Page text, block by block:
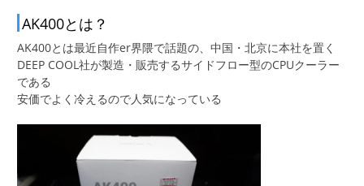
AK400とは？
AK400とは最近自作er界隈で話題の、中国・北京に本社を置く
DEEP COOL社が製造・販売するサイドフロー型のCPUクーラー
である
安価でよく冷えるので人気になっている